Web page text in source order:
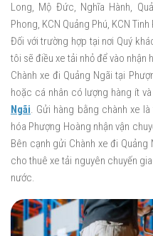
Long, Mộ Đức, Nghĩa Hành,
Phong, KCN Quảng Phú, KCN Tinh
Đối với trường hợp tại nơi Quý
tôi sẽ điều xe tải nhỏ để vào nhận
Chành xe đi Quảng Ngãi tại
hoặc cá nhân có lượng hàng ít
Ngãi. Gửi hàng bằng chành xe
hóa Phượng Hoàng nhận vận
Bên cạnh gửi Chành xe đi
cho thuê xe tải nguyên chuyến
nước.